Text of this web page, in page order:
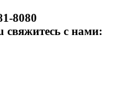
8080
свяжитесь с нами: